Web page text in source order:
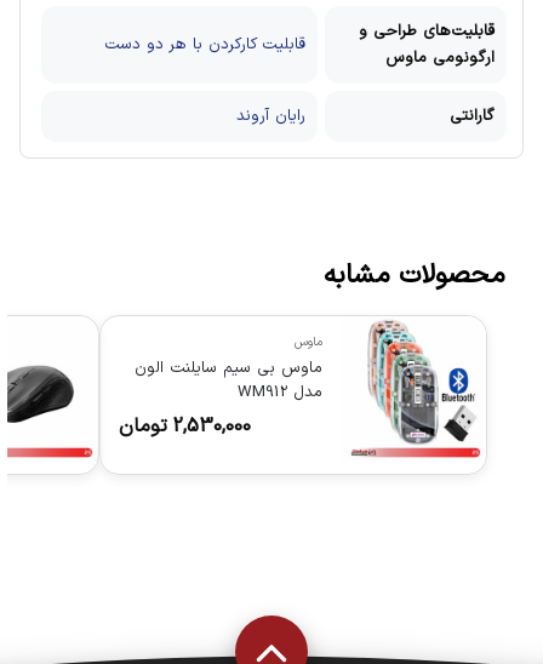
قابلیت‌های طراحی و
ارگونومی ماوس
قابلیت کارکردن با هر دو دست
گارانتی رایان آروند
محصولات مشابه
ماوس
ماوس بی سیم سایلنت الون
مدل WM912
2,530,000 تومان